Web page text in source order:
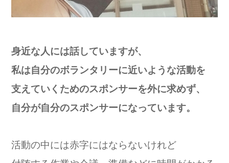
身近な人には話していますが、
私は自分のボランタリーに近いような活動を
支えていくためのスポンサーを外に求めず、
自分が自分のスポンサーになっています。
活動の中には赤字にはならないけれど